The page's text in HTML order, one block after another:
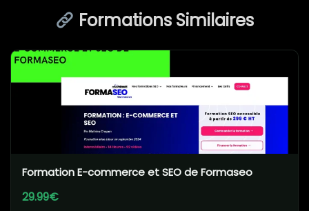
Formations Similaires
Formation E-commerce et SEO de Formaseo
29.99€